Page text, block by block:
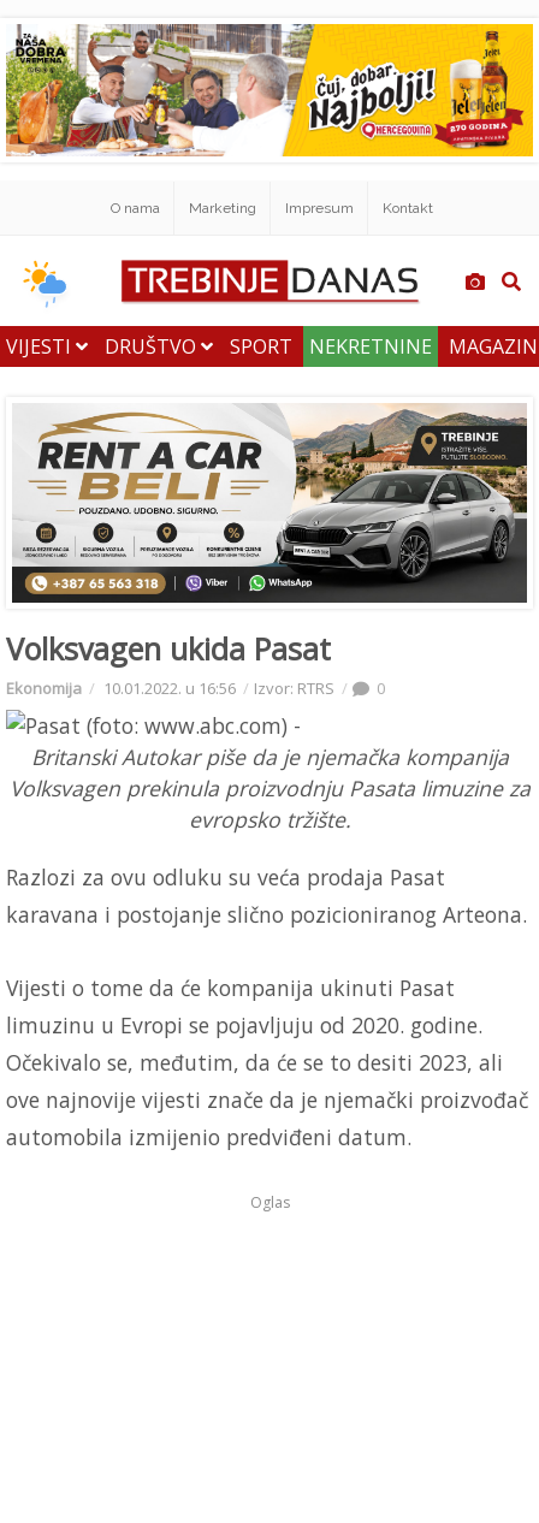
O nama Marketing Impresum Kontakt
VIJESTI DRUŠTVO SPORT NEKRETNINE
Volksvagen ukida Pasat
Ekonomija 10.01.2022. u 16:56 Izvor: RTRS 0
Britanski Autokar piše da je njemačka kompanija
Volksvagen prekinula proizvodnju Pasata limuzine za
evropsko tržište.
Razlozi za ovu odluku su veća prodaja Pasat
karavana i postojanje slično pozicioniranog Arteona.
Vijesti o tome da će kompanija ukinuti Pasat
limuzinu u Evropi se pojavljuju od 2020. godine.
Očekivalo se, međutim, da će se to desiti 2023, ali
ove najnovije vijesti znače da je njemački proizvođač
automobila izmijenio predviđeni datum.
Oglas